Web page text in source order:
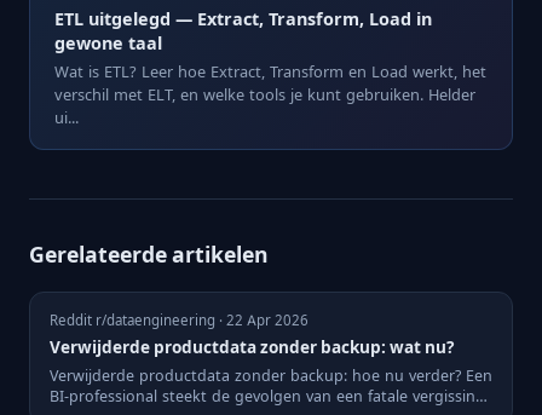
ETL uitgelegd — Extract, Transform, Load in
gewone taal
Wat is ETL? Leer hoe Extract, Transform en Load werkt, het
verschil met ELT, en welke tools je kunt gebruiken. Helder
ui...
Gerelateerde artikelen
Reddit r/dataengineering · 22 Apr 2026
Verwijderde productdata zonder backup: wat nu?
Verwijderde productdata zonder backup: hoe nu verder? Een
BI-professional steekt de gevolgen van een fatale vergissing